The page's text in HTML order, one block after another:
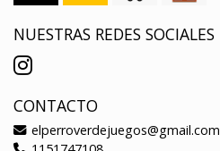
NUESTRAS REDES SOCIALES
CONTACTO
elperroverdejuegos@gmail.com